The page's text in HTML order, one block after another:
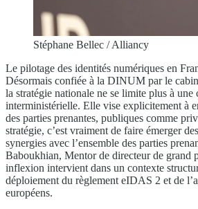
Stéphane Bellec / Alliancy
Le pilotage des identités numériques en
Désormais confiée à la DINUM par le
la stratégie nationale ne se limite plus à une
interministérielle. Elle vise explicitement à
des parties prenantes, publiques comme
stratégie, c’est vraiment de faire émerger
synergies avec l’ensemble des parties
Baboukhian, Mentor de directeur de grand
inflexion intervient dans un contexte
déploiement du règlement eIDAS 2 et de
européens.